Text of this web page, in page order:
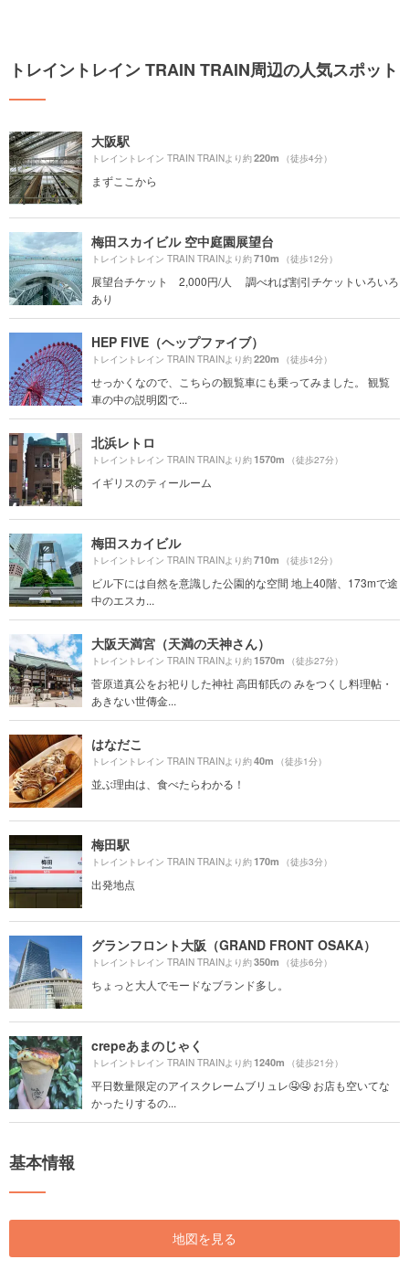
トレイントレイン TRAIN TRAIN周辺の人気スポット
大阪駅
トレイントレイン TRAIN TRAINより約220m （徒歩4分）
まずここから
梅田スカイビル 空中庭園展望台
トレイントレイン TRAIN TRAINより約710m （徒歩12分）
展望台チケット 2,000円/人 調べれば割引チケットいろいろ
あり
HEP FIVE（ヘップファイブ）
トレイントレイン TRAIN TRAINより約220m （徒歩4分）
せっかくなので、こちらの観覧車にも乗ってみました。 観覧
車の中の説明図で...
北浜レトロ
トレイントレイン TRAIN TRAINより約1570m （徒歩27分）
イギリスのティールーム
梅田スカイビル
トレイントレイン TRAIN TRAINより約710m （徒歩12分）
ビル下には自然を意識した公園的な空間 地上40階、173mで途
中のエスカ...
大阪天満宮（天満の天神さん）
トレイントレイン TRAIN TRAINより約1570m （徒歩27分）
菅原道真公をお祀りした神社 高田郁氏の みをつくし料理帖・
あきない世傳金...
はなだこ
トレイントレイン TRAIN TRAINより約40m （徒歩1分）
並ぶ理由は、食べたらわかる！
梅田駅
トレイントレイン TRAIN TRAINより約170m （徒歩3分）
出発地点
グランフロント大阪（GRAND FRONT OSAKA）
トレイントレイン TRAIN TRAINより約350m （徒歩6分）
ちょっと大人でモードなブランド多し。
crepeあまのじゃく
トレイントレイン TRAIN TRAINより約1240m （徒歩21分）
平日数量限定のアイスクレームブリュレ🤤🤤 お店も空いてな
かったりするの...
基本情報
地図を見る